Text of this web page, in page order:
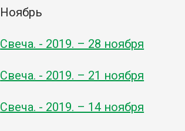
Ноябрь
Свеча. - 2019. – 28 ноября
Свеча. - 2019. – 21 ноября
Свеча. - 2019. – 14 ноября